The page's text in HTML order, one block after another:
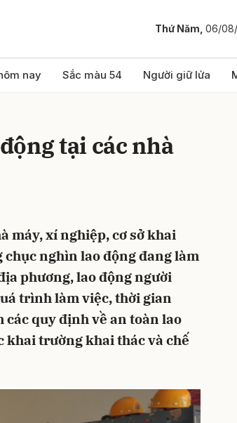
Thứ Năm, 06/
nay Sắc màu 54 Người giữ lửa
tại các nhà
máy, xí nghiệp, cơ sở khai
nghìn lao động đang làm
phương, lao động người
trình làm việc, thời gian
quy định về an toàn lao
khai trường khai thác và chế